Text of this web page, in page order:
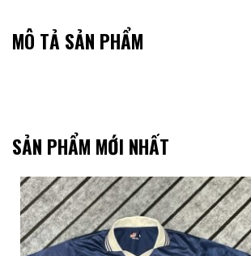
MÔ TẢ SẢN PHẨM
SẢN PHẨM MỚI NHẤT